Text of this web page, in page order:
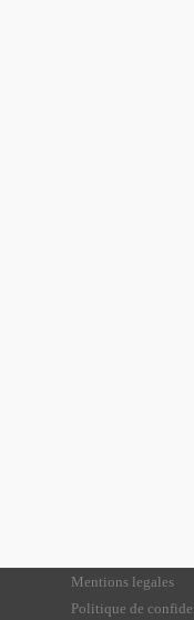
Mentions legales
Politique de